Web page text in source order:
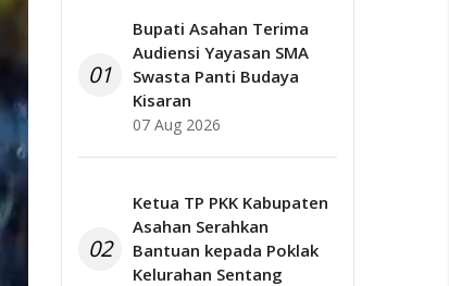
01
Bupati Asahan Terima
Audiensi Yayasan SMA
Swasta Panti Budaya
Kisaran
07 Aug 2026
02
Ketua TP PKK Kabupaten
Asahan Serahkan
Bantuan kepada Poklak
Kelurahan Sentang